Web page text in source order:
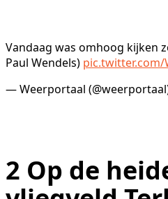
Vandaag was omhoog kijken
Paul Wendels) pic.twitter.com/
— Weerportaal
2 Op de